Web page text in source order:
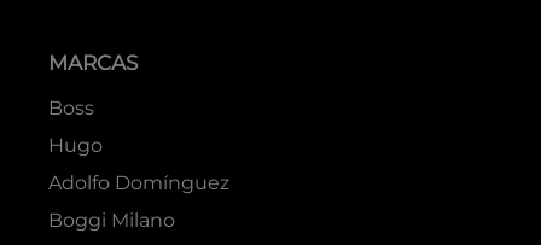
MARCAS
Boss
Hugo
Adolfo Domínguez
Boggi Milano